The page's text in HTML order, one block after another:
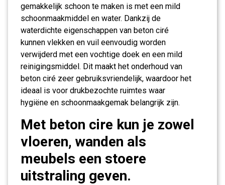
gemakkelijk schoon te maken is met een mild
schoonmaakmiddel en water. Dankzij de
waterdichte eigenschappen van beton ciré
kunnen vlekken en vuil eenvoudig worden
verwijderd met een vochtige doek en een mild
reinigingsmiddel. Dit maakt het onderhoud van
beton ciré zeer gebruiksvriendelijk, waardoor het
ideaal is voor drukbezochte ruimtes waar
hygiëne en schoonmaakgemak belangrijk zijn.
Met beton cire kun je zowel
vloeren, wanden als
meubels een stoere
uitstraling geven.